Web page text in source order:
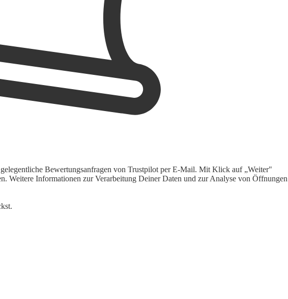
Bewertungsanfragen von Trustpilot per E-Mail. Mit Klick auf „Weiter"
Informationen zur Verarbeitung Deiner Daten und zur Analyse von Öffnungen